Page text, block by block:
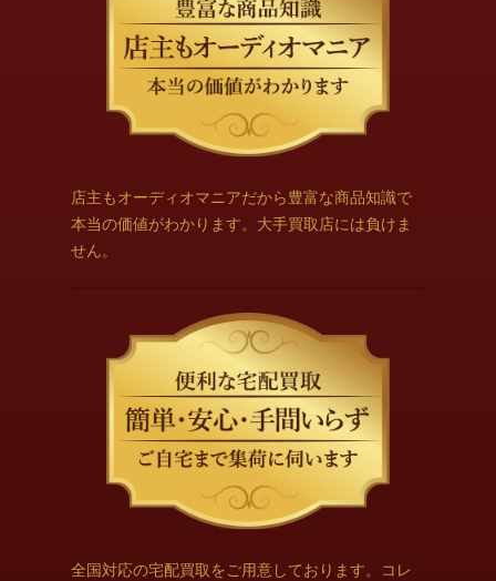
店主もオーディオマニアだから豊富な商品知識で
本当の価値がわかります。大手買取店には負けま
せん。
全国対応の宅配買取をご用意しております。コレ